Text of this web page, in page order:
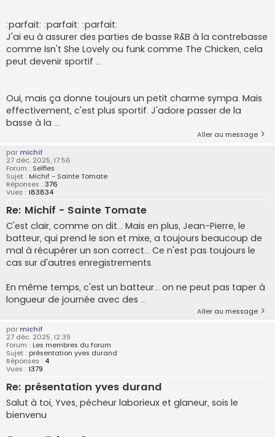
:parfait: :parfait: :parfait:
J'ai eu à assurer des parties de basse R&B à la contrebasse
comme Isn't She Lovely ou funk comme The Chicken, cela
peut devenir sportif ...
Oui, mais ça donne toujours un petit charme sympa. Mais
effectivement, c'est plus sportif. J'adore passer de la
basse à la ...
Aller au message
par michif
27 déc. 2025, 17:56
Forum : Selfies
Sujet : Michif - Sainte Tomate
Réponses : 376
Vues : 183834
Re: Michif - Sainte Tomate
C'est clair, comme on dit... Mais en plus, Jean-Pierre, le
batteur, qui prend le son et mixe, a toujours beaucoup de
mal à récupérer un son correct... Ce n'est pas toujours le
cas sur d'autres enregistrements.
En même temps, c'est un batteur... on ne peut pas taper à
longueur de journée avec des ...
Aller au message
par michif
27 déc. 2025, 12:39
Forum : Les membres du forum
Sujet : présentation yves durand
Réponses : 4
Vues : 1379
Re: présentation yves durand
Salut à toi, Yves, pécheur laborieux et glaneur, sois le
bienvenu